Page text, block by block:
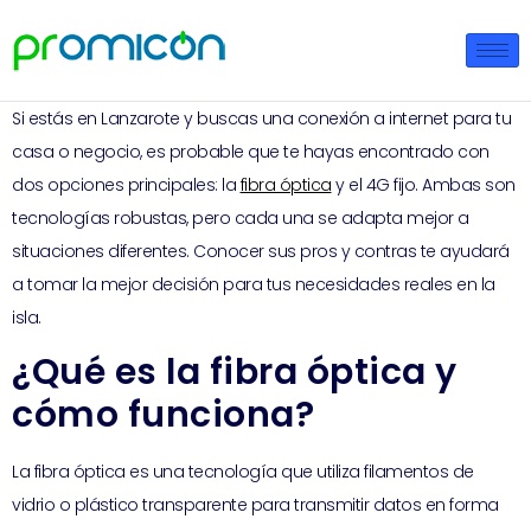
Si estás en Lanzarote y buscas una conexión a internet para tu
casa o negocio, es probable que te hayas encontrado con
dos opciones principales: la fibra óptica y el 4G fijo. Ambas son
tecnologías robustas, pero cada una se adapta mejor a
situaciones diferentes. Conocer sus pros y contras te ayudará
a tomar la mejor decisión para tus necesidades reales en la
isla.
¿Qué es la fibra óptica y
cómo funciona?
La fibra óptica es una tecnología que utiliza filamentos de
vidrio o plástico transparente para transmitir datos en forma